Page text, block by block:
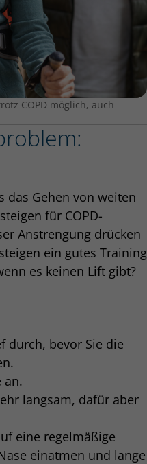
COPD möglich, auch
das Gehen von weiten
für COPD-
Anstrengung drücken
ein gutes Training
es keinen Lift gibt?
durch, bevor Sie die
an.
langsam, dafür aber
eine regelmäßige
einatmen und lange